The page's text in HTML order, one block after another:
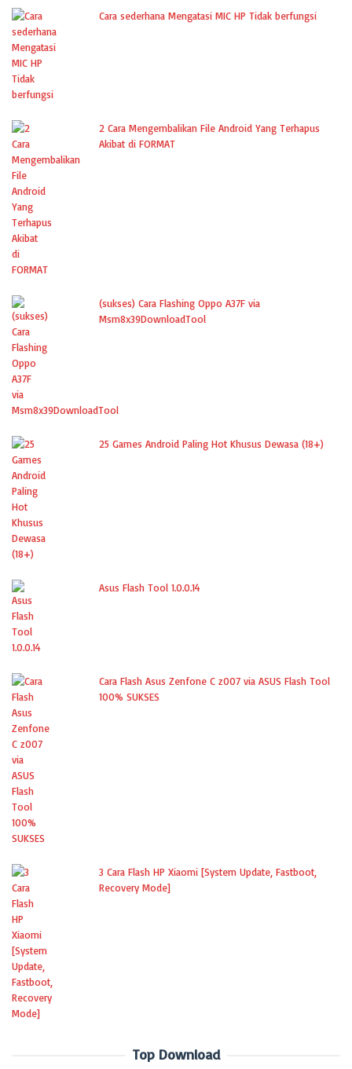
Cara sederhana Mengatasi MIC HP Tidak berfungsi
2 Cara Mengembalikan File Android Yang Terhapus
Akibat di FORMAT
(sukses) Cara Flashing Oppo A37F via
Msm8x39DownloadTool
25 Games Android Paling Hot Khusus Dewasa (18+)
Asus Flash Tool 1.0.0.14
Cara Flash Asus Zenfone C z007 via ASUS Flash Tool
100% SUKSES
3 Cara Flash HP Xiaomi [System Update, Fastboot,
Recovery Mode]
Top Download